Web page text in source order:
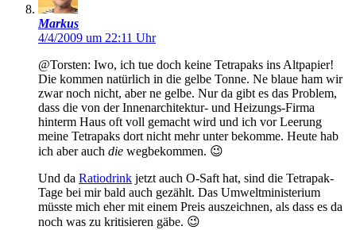
Markus
4/4/2009 um 22:11 Uhr
@Torsten: Iwo, ich tue doch keine Tetrapaks ins Altpapier!
Die kommen natürlich in die gelbe Tonne. Ne blaue ham wir
zwar noch nicht, aber ne gelbe. Nur da gibt es das Problem,
dass die von der Innenarchitektur- und Heizungs-Firma
hinterm Haus oft voll gemacht wird und ich vor Leerung
meine Tetrapaks dort nicht mehr unter bekomme. Heute hab
ich aber auch die wegbekommen. 😉
Und da Ratiodrink jetzt auch O-Saft hat, sind die Tetrapak-
Tage bei mir bald auch gezählt. Das Umweltministerium
müsste mich eher mit einem Preis auszeichnen, als dass es da
noch was zu kritisieren gäbe. 😉